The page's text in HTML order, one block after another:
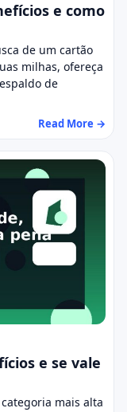
e como
de um cartão
milhas, ofereça
de
Read More →
e se vale
mais alta